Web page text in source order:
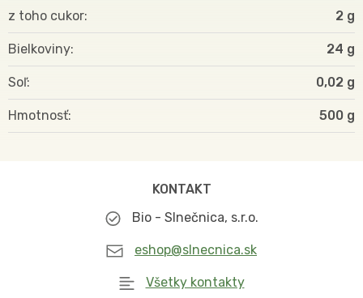
z toho cukor 2 g
Bielkoviny 24 g
Soľ 0,02 g
Hmotnosť 500
KONTAKT
Bio - Slnečnica, s.r.o.
eshop@slnecnica.sk
Všetky kontakty